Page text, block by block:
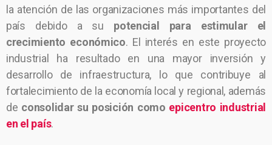
la atención de las organizaciones más importantes del
país debido a su potencial para estimular el
crecimiento económico. El interés en este proyecto
industrial ha resultado en una mayor inversión y
desarrollo de infraestructura, lo que contribuye al
fortalecimiento de la economía local y regional, además
de consolidar su posición como epicentro industrial
en el país.